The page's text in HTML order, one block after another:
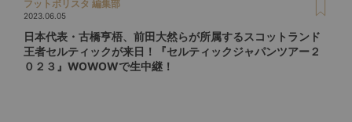
フットボリスタ 編集部
2023.06.05
日本代表・古橋亨梧、前田大然らが所属するスコットランド
王者セルティックが来日！『セルティックジャパンツアー２
０２３』WOWOWで生中継！